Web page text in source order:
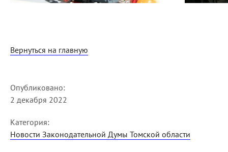
Вернуться на главную
Опубликовано:
2 декабря 2022
Категория:
Новости Законодательной Думы Томской области